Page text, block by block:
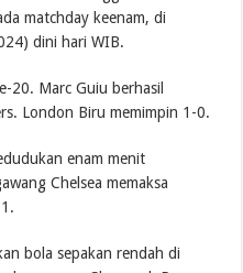
matchday keenam, di
dini hari WIB.
20. Marc Guiu berhasil
London Biru memimpin 1-0.
enam menit
Chelsea memaksa
bola sepakan rendah di